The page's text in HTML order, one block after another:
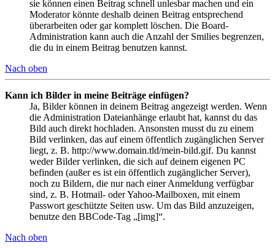
sie können einen Beitrag schnell unlesbar machen und ein
Moderator könnte deshalb deinen Beitrag entsprechend
überarbeiten oder gar komplett löschen. Die Board-
Administration kann auch die Anzahl der Smilies begrenzen,
die du in einem Beitrag benutzen kannst.
Nach oben
Kann ich Bilder in meine Beiträge einfügen?
Ja, Bilder können in deinem Beitrag angezeigt werden. Wenn
die Administration Dateianhänge erlaubt hat, kannst du das
Bild auch direkt hochladen. Ansonsten musst du zu einem
Bild verlinken, das auf einem öffentlich zugänglichen Server
liegt, z. B. http://www.domain.tld/mein-bild.gif. Du kannst
weder Bilder verlinken, die sich auf deinem eigenen PC
befinden (außer es ist ein öffentlich zugänglicher Server),
noch zu Bildern, die nur nach einer Anmeldung verfügbar
sind, z. B. Hotmail- oder Yahoo-Mailboxen, mit einem
Passwort geschützte Seiten usw. Um das Bild anzuzeigen,
benutze den BBCode-Tag „[img]“.
Nach oben